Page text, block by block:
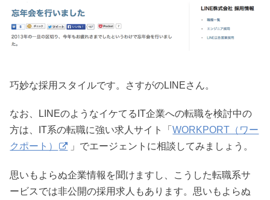
巧妙な採用スタイルです。さすがのLINEさん。
なお、LINEのようなイケてるIT企業への転職を検討中の
方は、IT系の転職に強い求人サイト「WORKPORT（ワー
クポート）
」でエージェントに相談してみましょう。
思いもよらぬ企業情報を聞けますし、こうした転職系サ
ービスでは非公開の採用求人もあります。思いもよらぬ